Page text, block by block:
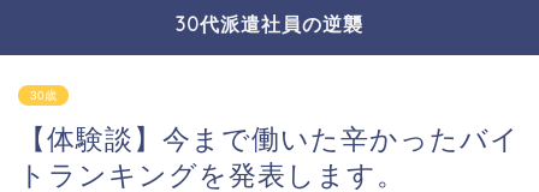
30代派遣社員の逆襲
30歳
【体験談】今まで働いた辛かったバイ
トランキングを発表します。